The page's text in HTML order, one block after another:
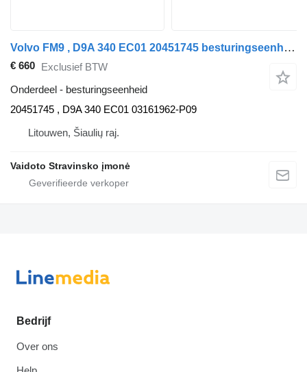
Volvo FM9 , D9A 340 EC01 20451745 besturingseenheid voor Volvo FM9 , 20451745 , 03161962-P09 vrachtwagen
€ 660 Exclusief BTW
Onderdeel - besturingseenheid
20451745 , D9A 340 EC01 03161962-P09
Litouwen, Šiaulių raj.
Vaidoto Stravinsko įmonė
Bedrijf
Over ons